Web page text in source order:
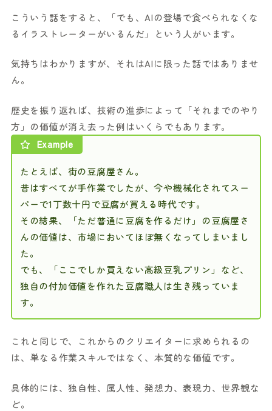
こういう話をすると、「でも、AIの登場で食べられなくな
るイラストレーターがいるんだ」という人がいます。
気持ちはわかりますが、それはAIに限った話ではありませ
ん。
歴史を振り返れば、技術の進歩によって「それまでのやり
方」の価値が消え去った例はいくらでもあります。
Example
たとえば、街の豆腐屋さん。
昔はすべてが手作業でしたが、今や機械化されてスー
パーで1丁数十円で豆腐が買える時代です。
その結果、「ただ普通に豆腐を作るだけ」の豆腐屋さ
んの価値は、市場においてほぼ無くなってしまいまし
た。
でも、「ここでしか買えない高級豆乳プリン」など、
独自の付加価値を作れた豆腐職人は生き残っていま
す。
これと同じで、これからのクリエイターに求められるの
は、単なる作業スキルではなく、本質的な価値です。
具体的には、独自性、属人性、発想力、表現力、世界観な
ど。